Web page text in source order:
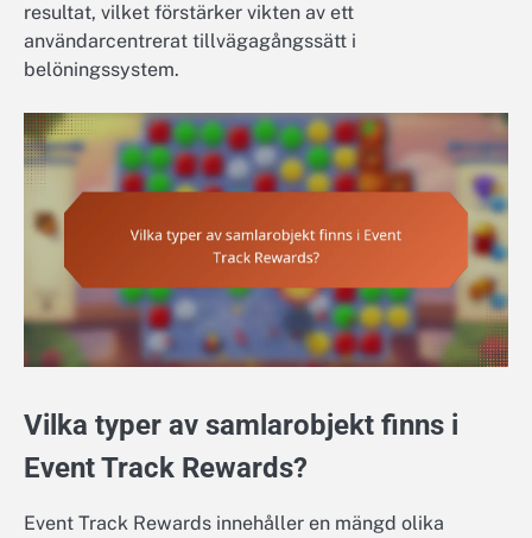
resultat, vilket förstärker vikten av ett
användarcentrerat tillvägagångssätt i
belöningssystem.
Vilka typer av samlarobjekt finns i
Event Track Rewards?
Event Track Rewards innehåller en mängd olika